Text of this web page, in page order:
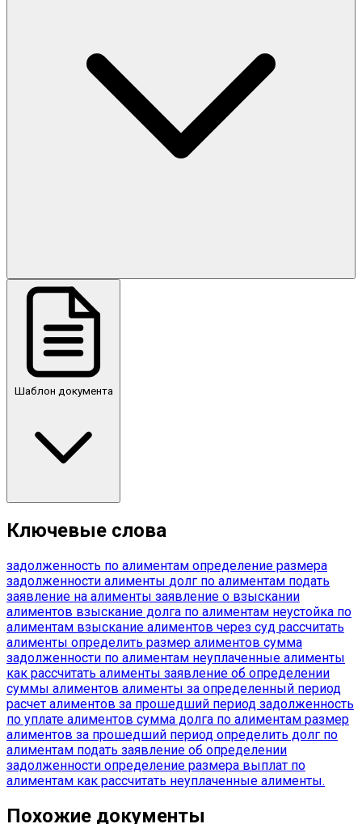
Шаблон документа
Ключевые слова
задолженность по алиментам определение размера
задолженности алименты долг по алиментам подать
заявление на алименты заявление о взыскании
алиментов взыскание долга по алиментам неустойка по
алиментам взыскание алиментов через суд рассчитать
алименты определить размер алиментов сумма
задолженности по алиментам неуплаченные алименты
как рассчитать алименты заявление об определении
суммы алиментов алименты за определенный период
расчет алиментов за прошедший период задолженность
по уплате алиментов сумма долга по алиментам размер
алиментов за прошедший период определить долг по
алиментам подать заявление об определении
задолженности определение размера выплат по
алиментам как рассчитать неуплаченные алименты.
Похожие документы